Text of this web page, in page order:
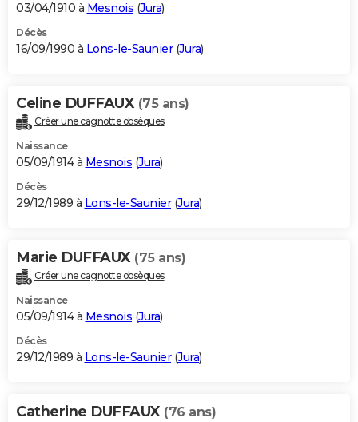
03/04/1910 à Mesnois (Jura)
Décès
16/09/1990 à Lons-le-Saunier(Jura)
Celine DUFFAUX (75 ans)
Créer une cagnotte obsèques
Naissance
05/09/1914 à Mesnois (Jura)
Décès
29/12/1989 à Lons-le-Saunier(Jura)
Marie DUFFAUX (75 ans)
Créer une cagnotte obsèques
Naissance
05/09/1914 à Mesnois (Jura)
Décès
29/12/1989 à Lons-le-Saunier(Jura)
Catherine DUFFAUX (76 ans)